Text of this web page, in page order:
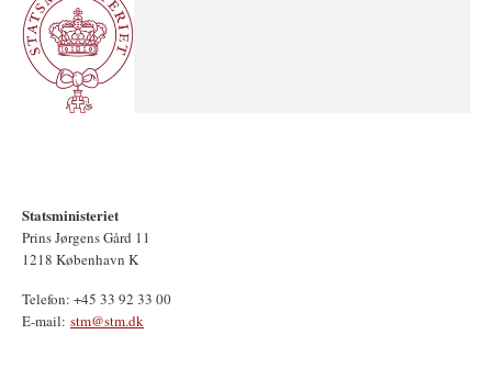
Statsministeriet
Prins Jørgens Gård 11
1218 København K
Telefon: +45 33 92 33 00
E-mail: stm@stm.dk